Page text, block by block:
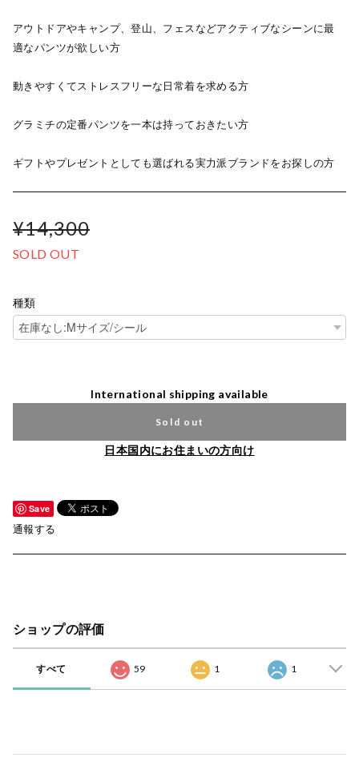
アウトドアやキャンプ、登山、フェスなどアクティブなシーンに最
適なパンツが欲しい方
動きやすくてストレスフリーな日常着を求める方
グラミチの定番パンツを一本は持っておきたい方
ギフトやプレゼントとしても選ばれる実力派ブランドをお探しの方
¥14,300
SOLD OUT
種類
International shipping available
Sold out
日本国内にお住まいの方向け
Save
通報する
ショップの評価
すべて 59 1 1